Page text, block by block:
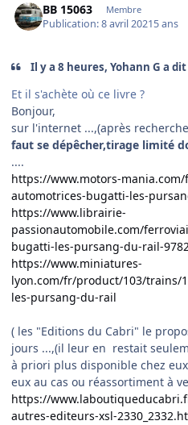
BB 15063 Membre
Publication:8 avril 20215 ans
Il y a 8 heures, Yohann G a dit
Et il s'achète où ce livre ?
Bonjour,
sur l'internet ...,(après
faut se dépêcher,tirage limité
....
https://www.motors-
automotrices-bugatti-les-
https://www.librairie-
passionautomobile.com/
bugatti-les-pursang-du-rail-
https://www.miniatures-
lyon.com/fr/product/103/trains/
les-pursang-du-rail
( les "Editions du Cabri" le
jours ...,(il leur en restait
à priori plus disponible chez
eux au cas ou réassortiment à
https://
autres-editeurs-xsl-